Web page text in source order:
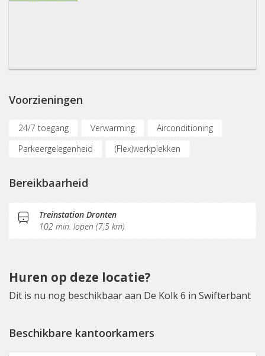
Voorzieningen
24/7 toegang Verwarming
Airconditioning
Parkeergelegenheid
(Flex)werkplekken
Gemeubileerd
Bereikbaarheid
Treinstation Dronten
102 min. lopen (7,5 km)
Huren op deze locatie?
Dit is nu nog beschikbaar aan De Kolk 6 in Swifterbant
Beschikbare kantoorkamers